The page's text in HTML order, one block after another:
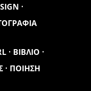
ΒΙΒΛΙΟ
ΠΟΙΗΣΗ